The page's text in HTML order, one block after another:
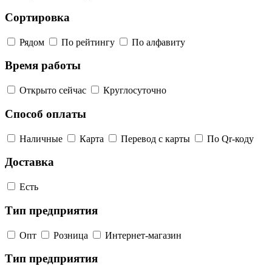
Сортировка
Рядом По рейтингу По алфавиту
Время работы
Открыто сейчас Круглосуточно
Способ оплаты
Наличные Карта Перевод с карты По Qr-коду
Доставка
Есть
Тип предприятия
Опт Розница Интернет-магазин
Тип предприятия